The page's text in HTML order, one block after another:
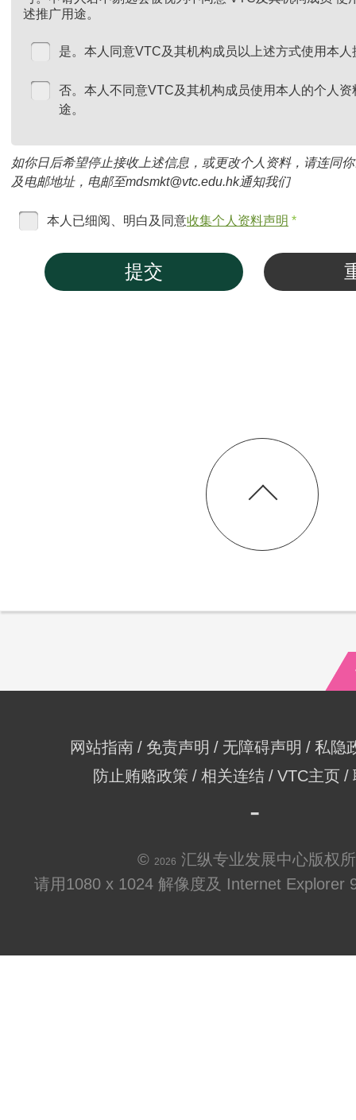
述推广用途。
是。本人同意VTC及其机构成员以上述方式使用本
否。本人不同意VTC及其机构成员使用本人的个人
途。
如你日后希望停止接收上述信息，或更改个人资料，请连同
及电邮地址，电邮至mdsmkt@vtc.edu.hk通知我们
本人已细阅、明白及同意收集个人资料声明 *
提交
网站指南 免责声明 无障碍声明
私隐
防止贿赂政策
相关连结 VTC主页
© 2026 汇纵专业发展中心版权
请用1080 x 1024 解像度及 Internet Explorer